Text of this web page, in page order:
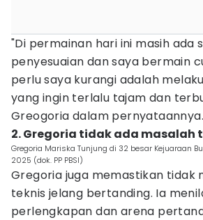
"Di permainan hari ini masih ada
penyesuaian dan saya bermain
perlu saya kurangi adalah
yang ingin terlalu tajam dan
Greogoria dalam pernyataannya.
2. Gregoria tidak ada masalah
Gregoria Mariska Tunjung di 32 besar Kejuaraan
2025 (dok. PP PBSI)
Gregoria juga memastikan tidak
teknis jelang bertanding. Ia
perlengkapan dan arena